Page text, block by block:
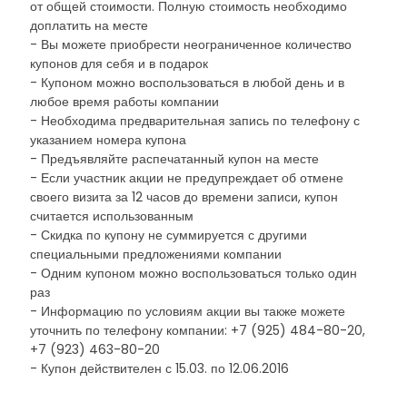
от общей стоимости. Полную стоимость необходимо
доплатить на месте
- Вы можете приобрести неограниченное количество
купонов для себя и в подарок
- Купоном можно воспользоваться в любой день и в
любое время работы компании
- Необходима предварительная запись по телефону с
указанием номера купона
- Предъявляйте распечатанный купон на месте
- Если участник акции не предупреждает об отмене
своего визита за 12 часов до времени записи, купон
считается использованным
- Скидка по купону не суммируется с другими
специальными предложениями компании
- Одним купоном можно воспользоваться только один
раз
- Информацию по условиям акции вы также можете
уточнить по телефону компании: +7 (925) 484-80-20,
+7 (923) 463-80-20
- Купон действителен с 15.03. по 12.06.2016